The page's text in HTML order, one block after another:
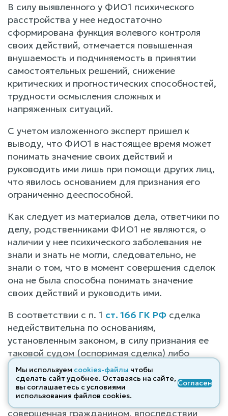
В силу выявленного у ФИО1 психического
расстройства у нее недостаточно
сформирована функция волевого контроля
своих действий, отмечается повышенная
внушаемость и подчиняемость в принятии
самостоятельных решений, снижение
критических и прогностических способностей,
трудности осмысления сложных и
напряженных ситуаций.
С учетом изложенного эксперт пришел к
выводу, что ФИО1 в настоящее время может
понимать значение своих действий и
руководить ими лишь при помощи других лиц,
что явилось основанием для признания его
ограниченно дееспособной.
Как следует из материалов дела, ответчики по
делу, родственниками ФИО1 не являются, о
наличии у нее психического заболевания не
знали и знать не могли, следовательно, не
знали о том, что в момент совершения сделок
она не была способна понимать значение
своих действий и руководить ими.
В соответствии с п. 1 ст. 166 ГК РФ сделка
недействительна по основаниям,
установленным законом, в силу признания ее
таковой судом (оспоримая сделка) либо
независимо от такого признания (ничтожная
сделка).
На основании абз. 2 п. 2ст. 177 ГК РФ
совершенная гражданином, впоследствии
Мы используем cookies-файлы чтобы
сделать сайт удобнее. Оставаясь на сайте,
вы соглашаетесь с условиями
использования файлов cооkies.
Согласен